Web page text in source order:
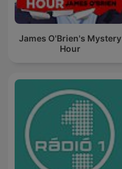
James O'Brien's Mystery
Hour